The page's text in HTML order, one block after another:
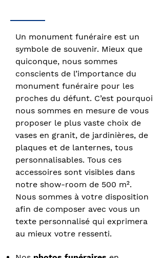
Un monument funéraire est un
symbole de souvenir. Mieux que
quiconque, nous sommes
conscients de l’importance du
monument funéraire pour les
proches du défunt. C’est pourquoi
nous sommes en mesure de vous
proposer le plus vaste choix de
vases en granit, de jardinières, de
plaques et de lanternes, tous
personnalisables. Tous ces
accessoires sont visibles dans
notre show-room de 500 m².
Nous sommes à votre disposition
afin de composer avec vous un
texte personnalisé qui exprimera
au mieux votre ressenti.